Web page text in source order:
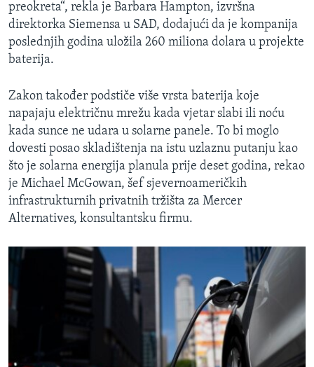
preokreta“, rekla je Barbara Hampton, izvršna
direktorka Siemensa u SAD, dodajući da je kompanija
poslednjih godina uložila 260 miliona dolara u projekte
baterija.
Zakon također podstiče više vrsta baterija koje
napajaju električnu mrežu kada vjetar slabi ili noću
kada sunce ne udara u solarne panele. To bi moglo
dovesti posao skladištenja na istu uzlaznu putanju kao
što je solarna energija planula prije deset godina, rekao
je Michael McGowan, šef sjevernoameričkih
infrastrukturnih privatnih tržišta za Mercer
Alternatives, konsultantsku firmu.